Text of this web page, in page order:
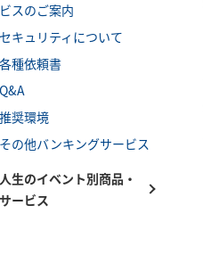
ビスのご案内
セキュリティについて
各種依頼書
Q&A
推奨環境
その他バンキングサービス
人生のイベント別商品・
サービス